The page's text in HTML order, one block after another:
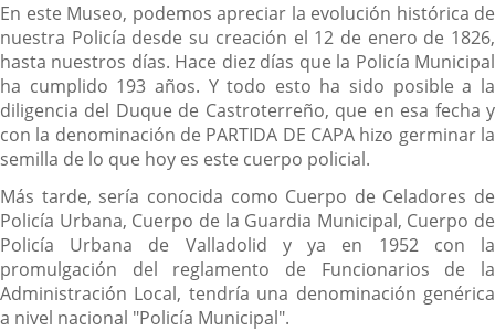
En este Museo, podemos apreciar la evolución histórica de
nuestra Policía desde su creación el 12 de enero de 1826,
hasta nuestros días. Hace diez días que la Policía Municipal
ha cumplido 193 años. Y todo esto ha sido posible a la
diligencia del Duque de Castroterreño, que en esa fecha y
con la denominación de PARTIDA DE CAPA hizo germinar la
semilla de lo que hoy es este cuerpo policial.
Más tarde, sería conocida como Cuerpo de Celadores de
Policía Urbana, Cuerpo de la Guardia Municipal, Cuerpo de
Policía Urbana de Valladolid y ya en 1952 con la
promulgación del reglamento de Funcionarios de la
Administración Local, tendría una denominación genérica
a nivel nacional "Policía Municipal".